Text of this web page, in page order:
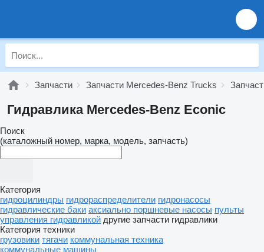
Запчасти Запчасти Mercedes-Benz Trucks
Гидравлика Mercedes-Benz Econic
Поиск
(каталожный номер, марка, модель, запчасть)
Категория
гидроцилиндры гидрораспределители гидронасосы
гидравлические баки аксиально поршневые насосы пульты
управления гидравликой другие запчасти гидравлики
Категория техники
грузовики тягачи коммунальная техника
коммунальные машины